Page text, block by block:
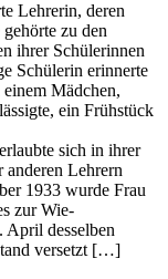
Lehrerin, deren
zu den
ihrer Schülerinnen
Schülerin erinnerte
Mädchen,
ein Frühstück
sich in ihrer
anderen Lehrern
1933 wurde Frau
zur Wie­
April desselben
versetzt […]